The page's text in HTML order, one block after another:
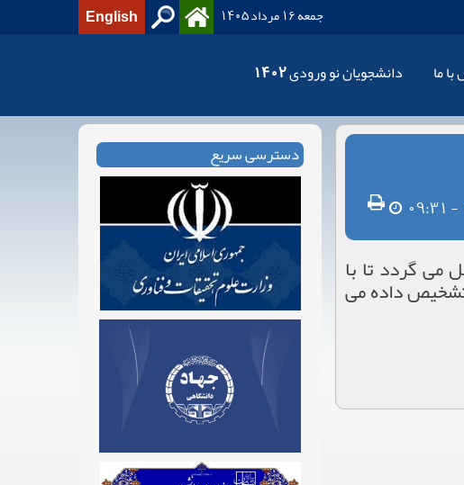
English جمعه 16 مرداد 1405
ما دانشجویان نو ورودی 1402
می گردد تا با
داده می
دسترسی سریع